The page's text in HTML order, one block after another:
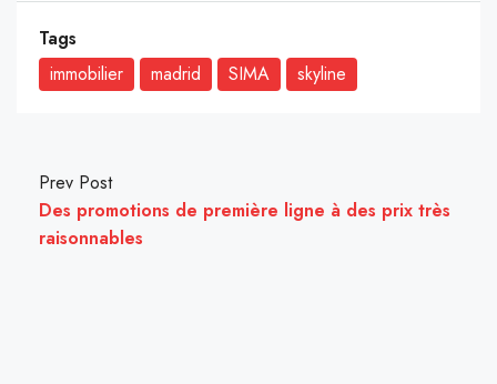
Tags
immobilier
madrid SIMA skyline
Prev Post
Des promotions de première ligne à des prix très
raisonnables